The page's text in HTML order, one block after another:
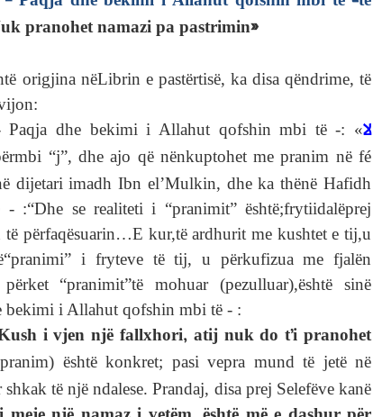
pranohet namazi pa pastrimin»
origjina nëLibrin e pastërtisë, ka disa qëndrime, të
dhe bekimi i Allahut qofshin mbi të -: «لا
“j”, dhe ajo që nënkuptohet me pranim në fé
dijetari imadh Ibn el’Mulkin, dhe ka thënë Hafidh
:“Dhe se realiteti i “pranimit” është;frytiidalëprej
të përfaqësuarin…E kur,të ardhurit me kushtet e tij,u
i fryteve të tij, u përkufizua me fjalën
“pranimit”të mohuar (pezulluar),është sinë
bekimi i Allahut qofshin mbi të - :
i vjen një fallxhori, atij nuk do t’i pranohet
është konkret; pasi vepra mund të jetë në
të një ndalese. Prandaj, disa prej Selefëve kanë